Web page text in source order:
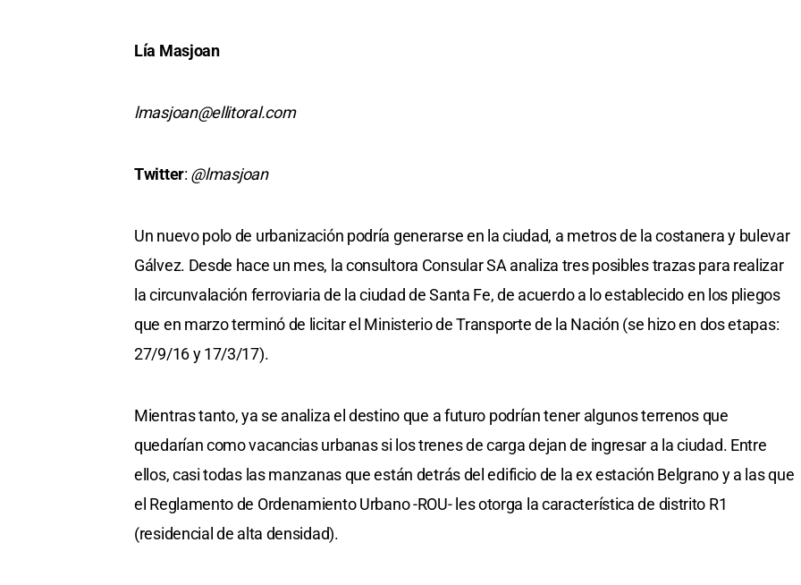
Lía Masjoan
lmasjoan@ellitoral.com
Twitter: @lmasjoan
Un nuevo polo de urbanización podría generarse en la ciudad, a metros de la costanera y bulevar
Gálvez. Desde hace un mes, la consultora Consular SA analiza tres posibles trazas para realizar
la circunvalación ferroviaria de la ciudad de Santa Fe, de acuerdo a lo establecido en los pliegos
que en marzo terminó de licitar el Ministerio de Transporte de la Nación (se hizo en dos etapas:
27/9/16 y 17/3/17).
Mientras tanto, ya se analiza el destino que a futuro podrían tener algunos terrenos que
quedarían como vacancias urbanas si los trenes de carga dejan de ingresar a la ciudad. Entre
ellos, casi todas las manzanas que están detrás del edificio de la ex estación Belgrano y a las que
el Reglamento de Ordenamiento Urbano -ROU- les otorga la característica de distrito R1
(residencial de alta densidad).